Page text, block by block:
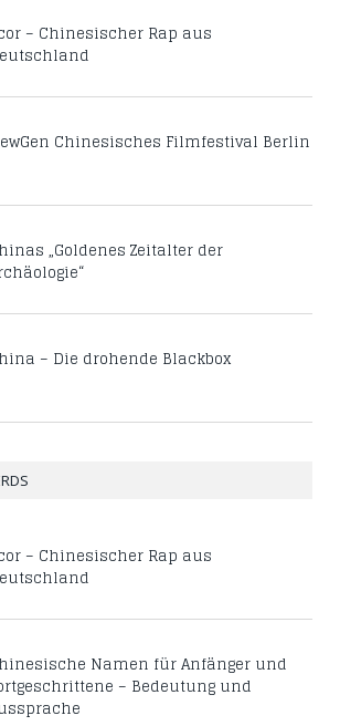
– Chinesischer Rap aus
Chinesisches Filmfestival Berlin
„Goldenes Zeitalter der
– Die drohende Blackbox
– Chinesischer Rap aus
Namen für Anfänger und
– Bedeutung und